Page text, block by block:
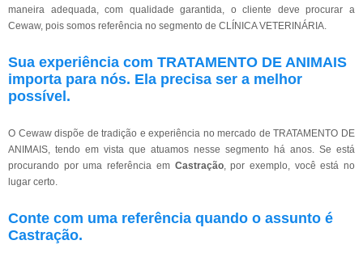
maneira adequada, com qualidade garantida, o cliente deve procurar a
Cewaw, pois somos referência no segmento de CLÍNICA VETERINÁRIA.
Sua experiência com TRATAMENTO DE ANIMAIS
importa para nós. Ela precisa ser a melhor
possível.
O Cewaw dispõe de tradição e experiência no mercado de TRATAMENTO DE
ANIMAIS, tendo em vista que atuamos nesse segmento há anos. Se está
procurando por uma referência em Castração, por exemplo, você está no
lugar certo.
Conte com uma referência quando o assunto é
Castração.